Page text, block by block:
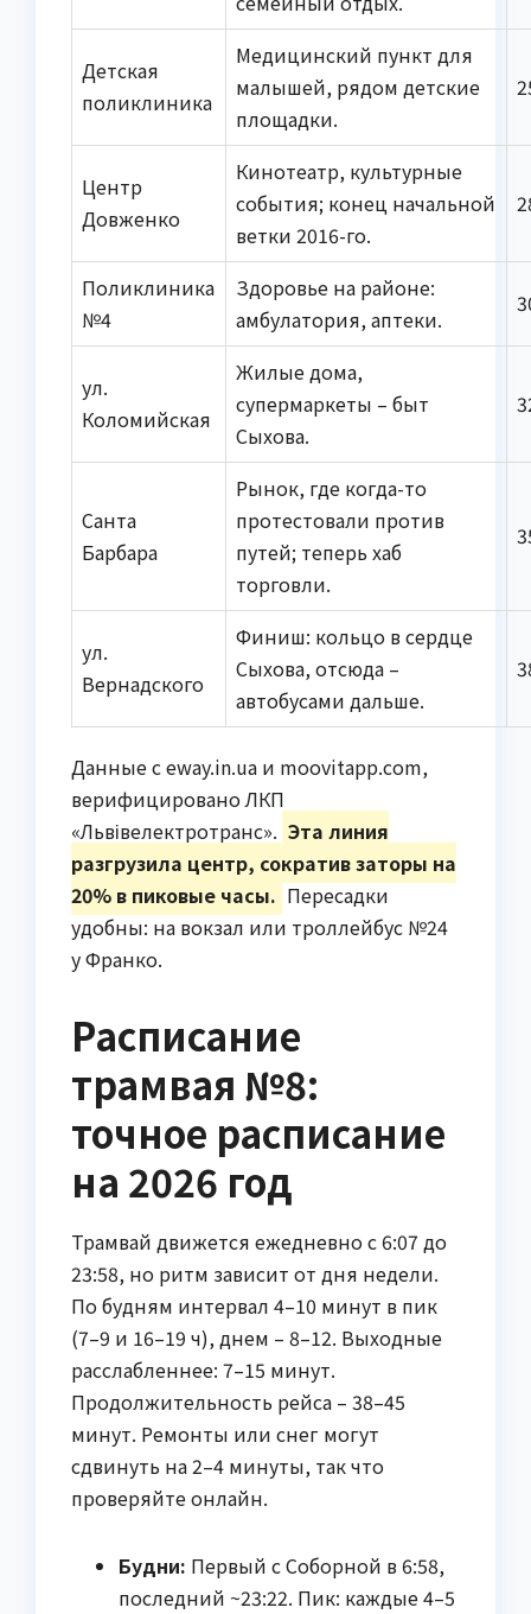
Детская
поликлиника
Медицинский пункт для
малышей, рядом детские
площадки.
Центр
Довженко
Кинотеатр, культурные
события; конец начальной
ветки 2016-го.
Поликлиника
№4
Здоровье на районе:
амбулатория, аптеки.
ул.
Коломийская
Жилые дома,
супермаркеты – быт
Сыхова.
Санта
Барбара
Рынок, где когда-то
протестовали против
путей; теперь хаб
торговли.
ул.
Вернадского
Финиш: кольцо в сердце
Сыхова, отсюда –
автобусами дальше.
Данные с eway.in.ua и moovitapp.com,
верифицировано ЛКП
«Львівелектротранс». Эта линия
разгрузила центр, сократив заторы на
20% в пиковые часы. Пересадки
удобны: на вокзал или троллейбус №24
у Франко.
Расписание
трамвая №8:
точное расписание
на 2026 год
Трамвай движется ежедневно с 6:07 до
23:58, но ритм зависит от дня недели.
По будням интервал 4–10 минут в пик
(7–9 и 16–19 ч), днем – 8–12. Выходные
расслабленнее: 7–15 минут.
Продолжительность рейса – 38–45
минут. Ремонты или снег могут
сдвинуть на 2–4 минуты, так что
проверяйте онлайн.
Будни: Первый с Соборной в 6:58,
последний ~23:22. Пик: каждые 4–5